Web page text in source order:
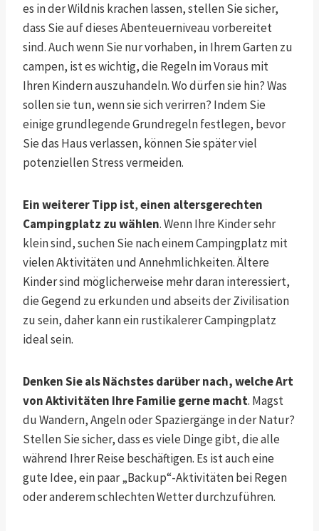
es in der Wildnis krachen lassen, stellen Sie sicher,
dass Sie auf dieses Abenteuerniveau vorbereitet
sind. Auch wenn Sie nur vorhaben, in Ihrem Garten zu
campen, ist es wichtig, die Regeln im Voraus mit
Ihren Kindern auszuhandeln. Wo dürfen sie hin? Was
sollen sie tun, wenn sie sich verirren? Indem Sie
einige grundlegende Grundregeln festlegen, bevor
Sie das Haus verlassen, können Sie später viel
potenziellen Stress vermeiden.
Ein weiterer Tipp ist,einen altersgerechten
Campingplatz zu wählen. Wenn Ihre Kinder sehr
klein sind, suchen Sie nach einem Campingplatz mit
vielen Aktivitäten und Annehmlichkeiten. Ältere
Kinder sind möglicherweise mehr daran interessiert,
die Gegend zu erkunden und abseits der Zivilisation
zu sein, daher kann ein rustikalerer Campingplatz
ideal sein.
Denken Sie als Nächstes darüber nach, welche Art
von Aktivitäten Ihre Familie gerne macht. Magst
du Wandern, Angeln oder Spaziergänge in der Natur?
Stellen Sie sicher, dass es viele Dinge gibt, die alle
während Ihrer Reise beschäftigen. Es ist auch eine
gute Idee, ein paar „Backup“-Aktivitäten bei Regen
oder anderem schlechten Wetter durchzuführen.